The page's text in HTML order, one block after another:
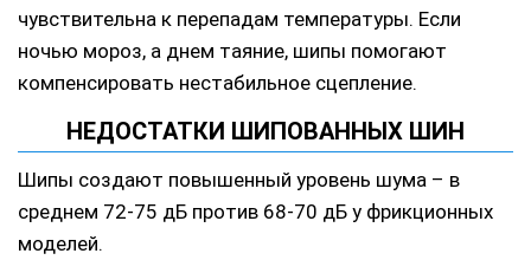
чувствительна к перепадам температуры. Если
ночью мороз, а днем таяние, шипы помогают
компенсировать нестабильное сцепление.
НЕДОСТАТКИ ШИПОВАННЫХ ШИН
Шипы создают повышенный уровень шума – в
среднем 72-75 дБ против 68-70 дБ у фрикционных
моделей.